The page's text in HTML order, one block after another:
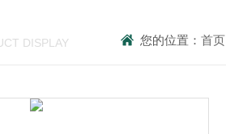
DISPLAY 您的位置：首页